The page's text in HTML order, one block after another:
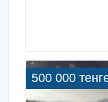
500 000